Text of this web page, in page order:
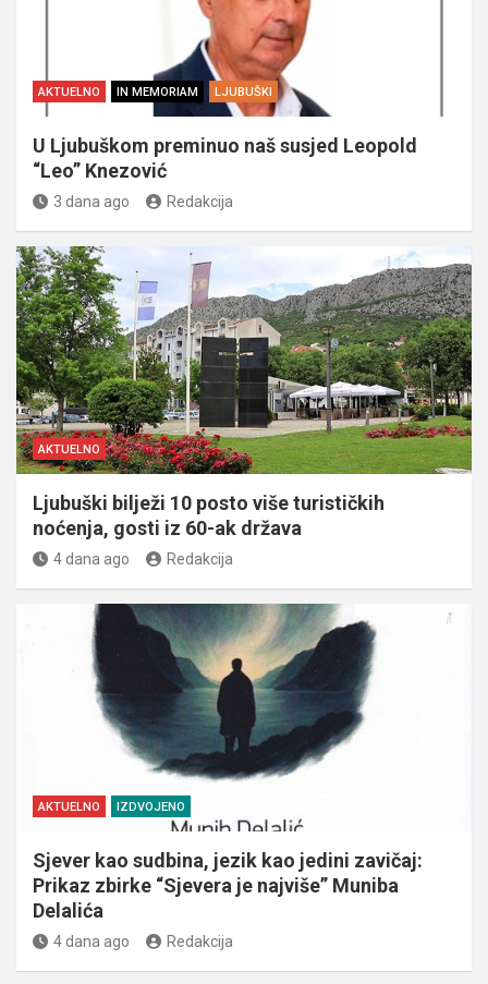
AKTUELNO IN MEMORIAM LJUBUŠKI
U Ljubuškom preminuo naš susjed Leopold
“Leo” Knezović
3 dana ago Redakcija
AKTUELNO
Ljubuški bilježi 10 posto više turističkih
noćenja, gosti iz 60-ak država
4 dana ago Redakcija
AKTUELNO IZDVOJENO
Sjever kao sudbina, jezik kao jedini zavičaj:
Prikaz zbirke “Sjevera je najviše” Muniba
Delalića
4 dana ago Redakcija